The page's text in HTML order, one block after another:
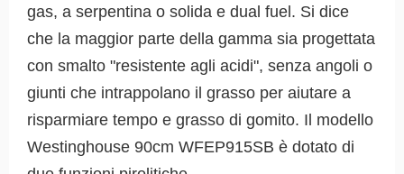
gas, a serpentina o solida e dual fuel. Si dice
che la maggior parte della gamma sia progettata
con smalto "resistente agli acidi", senza angoli o
giunti che intrappolano il grasso per aiutare a
risparmiare tempo e grasso di gomito. Il modello
Westinghouse 90cm WFEP915SB è dotato di